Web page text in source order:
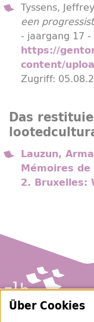
Tyssens,
een
- jaargang 17
https://
content/
Zugriff:
Das
Lauzun,
Mémoires de
2. Bruxelles:
Zentral- und
Über Cookies